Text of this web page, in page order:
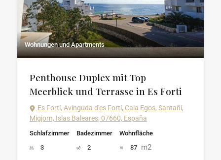
Wohnungen und Apartments
Penthouse Duplex mit Top
Meerblick und Terrasse in Es Forti
Es Fortí, Avinguda d'es Fortí, Cala Egos, Santañí,
Migjorn, Islas Baleares, 07660, España
Schlafzimmer
3
Badezimmer
2
Wohnfläche
87 m2